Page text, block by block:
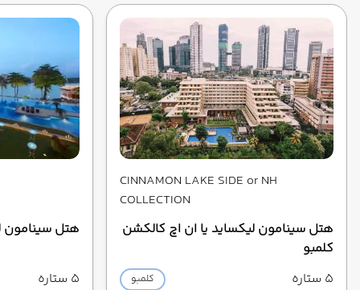
CINNAMON LAKE SIDE or NH
COLLECTION
هتل سینامون لیکساید یا ان اچ کالکشن
کلمبو
5 ستاره
کلمبو
هتل سینامون
5 ستاره